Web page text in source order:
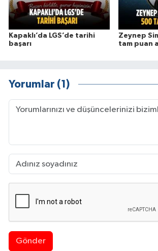
Kapaklı’da LGS’de tarihi
başarı
Zeynep
tam puan
Yorumlar (1)
Gönder